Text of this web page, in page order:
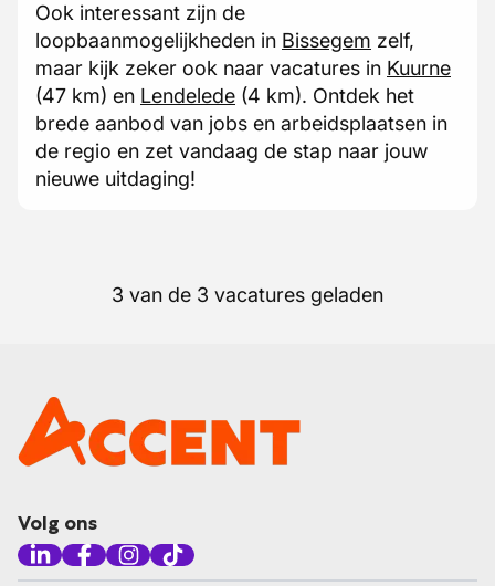
Ook interessant zijn de
loopbaanmogelijkheden in Bissegem zelf,
maar kijk zeker ook naar vacatures in Kuurne
(47 km) en Lendelede (4 km). Ontdek het
brede aanbod van jobs en arbeidsplaatsen in
de regio en zet vandaag de stap naar jouw
nieuwe uitdaging!
3 van de 3 vacatures geladen
Volg ons